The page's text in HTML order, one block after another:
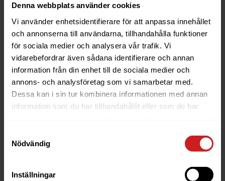
Denna webbplats använder cookies
Vi använder enhetsidentifierare för att anpassa innehållet
och annonserna till användarna, tillhandahålla funktioner
för sociala medier och analysera vår trafik. Vi
vidarebefordrar även sådana identifierare och annan
information från din enhet till de sociala medier och
annons- och analysföretag som vi samarbetar med.
Dessa kan i sin tur kombinera informationen med annan
information som du har tillhandahållit eller som de har
Nödvändig
Inställningar
App Suite